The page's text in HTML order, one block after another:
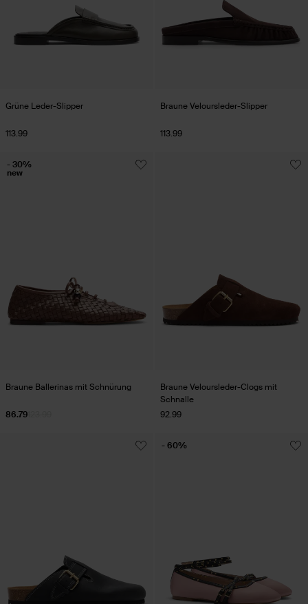
Grüne Leder-Slipper
113.99
Braune Veloursleder-Slipper
113.99
Braune Ballerinas mit Schnürung
86.79
- 30%
new
Braune Veloursleder-Clogs mit
Schnalle
92.99
- 60%